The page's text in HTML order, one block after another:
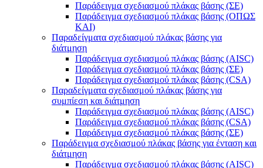
Παράδειγμα σχεδιασμού πλάκας βάσης (ΣΕ)
Παράδειγμα σχεδιασμού πλάκας βάσης (ΟΠΩΣ
ΚΑΙ)
Παραδείγματα σχεδιασμού πλάκας βάσης για
διάτμηση
Παράδειγμα σχεδιασμού πλάκας βάσης (AISC)
Παράδειγμα σχεδιασμού πλάκας βάσης (ΣΕ)
Παράδειγμα σχεδιασμού πλάκας βάσης (CSA)
Παραδείγματα σχεδιασμού πλάκας βάσης για
συμπίεση και διάτμηση
Παράδειγμα σχεδιασμού πλάκας βάσης (AISC)
Παράδειγμα σχεδιασμού πλάκας βάσης (CSA)
Παράδειγμα σχεδιασμού πλάκας βάσης (ΣΕ)
Παράδειγμα σχεδιασμού πλάκας βάσης για ένταση και
διάτμηση
Παράδειγμα σχεδιασμού πλάκας βάσης (AISC)